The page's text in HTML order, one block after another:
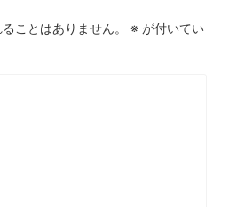
ことはありません。 ※ が付いてい